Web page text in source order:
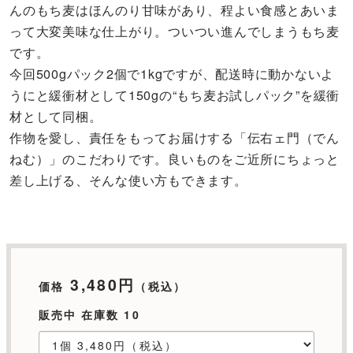
んのもち麦はほんのり甘味があり、程よい食感とあいま
って大変美味な仕上がり。ついつい進んでしまうもち麦
です。
今回500gパック2個で1kgですが、配送時に動かないよ
うにと緩衝材として150gの“もち麦お試しパック”を緩衝
材として同梱。
作物を愛し、責任をもってお届けする「伝右ェ門（でん
ねむ）」のこだわりです。良いものをご近所にちょっと
差し上げる、そんな使い方もできます。
価格 3,480円 （税込）
販売中 在庫数 10